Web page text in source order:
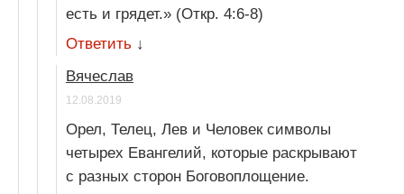
есть и грядет.» (Откр. 4:6-8)
Ответить ↓
Вячеслав
12.08.2019
Орел, Телец, Лев и Человек символы
четырех Евангелий, которые раскрывают
с разных сторон Боговоплощение.